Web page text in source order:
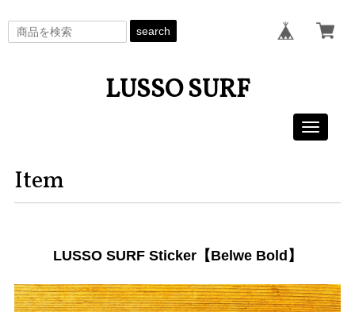
search
LUSSO SURF
Toggle
Item
LUSSO SURF Sticker【Belwe Bold】